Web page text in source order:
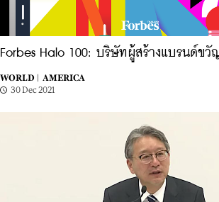
Forbes Halo 100: บริษัทผู้สร้างแบรนด์ขวั
WORLD |
AMERICA
30 Dec 2021